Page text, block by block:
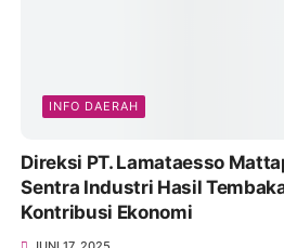
INFO DAERAH
Direksi PT. Lamataesso
Sentra Industri Hasil
Kontribusi Ekonomi